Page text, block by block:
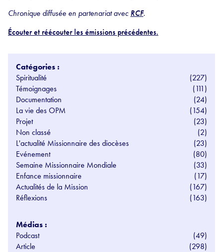
Chronique diffusée en partenariat avec RCF.
Écouter et réécouter les émissions précédentes.
Catégories :
Spiritualité
(227)
Témoignages
(111)
Documentation
(24)
La vie des OPM
(154)
Projet
(23)
Non classé
(2)
L'actualité Missionnaire des diocèses
(23)
Evénement
(80)
Semaine Missionnaire Mondiale
(33)
Enfance missionnaire
(17)
Actualités de la Mission
(167)
Réflexions
(163)
Médias :
Podcast
(49)
Article
(298)